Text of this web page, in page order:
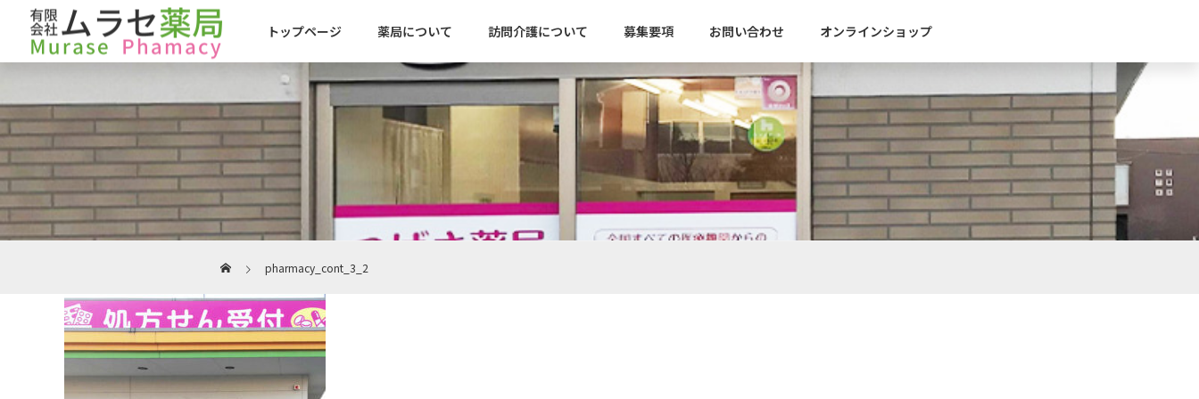
トップページ 薬局について 訪問介護について 募集要項 お問い合わせ オンラインショップ
pharmacy_cont_3_2